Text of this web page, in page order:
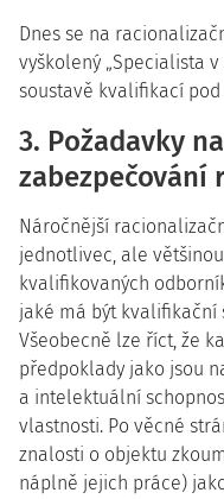
Dnes se na
vyškolený „Specialista
soustavě kvalifikací
3. Požadavky
zabezpečování
Náročnější
jednotlivec, ale
kvalifikovaných
jaké má být kvalifikační
Všeobecně lze říct, že
předpoklady jako jsou
a intelektuální
vlastnosti. Po věcné
znalosti o objektu
náplně jejich práce)